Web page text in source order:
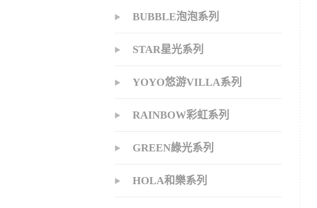
BUBBLE泡泡系列
STAR星光系列
YOYO悠游VILLA系列
RAINBOW彩虹系列
GREEN綠光系列
HOLA和樂系列